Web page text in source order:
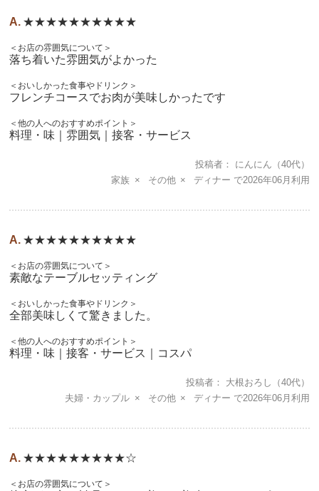
★★★★★★★★★★
＜お店の雰囲気について＞
落ち着いた雰囲気がよかった
＜おいしかった食事やドリンク＞
フレンチコースでお肉が美味しかったです
＜他の人へのおすすめポイント＞
料理・味｜雰囲気｜接客・サービス
投稿者 にんにん （40代）
家族
その他 ディナー 2026年06月
★★★★★★★★★★
＜お店の雰囲気について＞
素敵なテーブルセッティング
＜おいしかった食事やドリンク＞
全部美味しくて驚きました。
＜他の人へのおすすめポイント＞
料理・味｜接客・サービス｜コスパ
投稿者 大根おろし
（40代）
夫婦・カップル
その他 ディナー 2026年06月
★★★★★★★★★☆
＜お店の雰囲気について＞